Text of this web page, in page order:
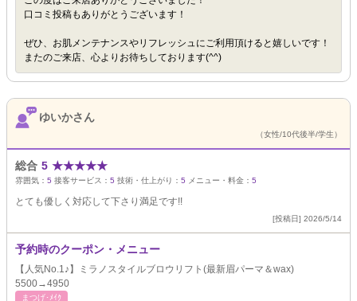
口コミ投稿もありがとうございます！
ぜひ、お肌メンテナンスやリフレッシュにご利用頂けると嬉しいです！
またのご来店、心よりお待ちしております(^^)
ゆいかさん
（女性/10代後半/学生）
総合 5 ★★★★★
雰囲気： 5 接客サービス： 5 技術・仕上がり： 5 メニュー・料金： 5
とても優しく対応して下さり満足です!!
[投稿日] 2026/5/14
予約時のクーポン・メニュー
【人気No.1♪】ミラノスタイルブロウリフト(最新眉パーマ＆wax)
5500→4950
まつげ･ﾒｲｸ